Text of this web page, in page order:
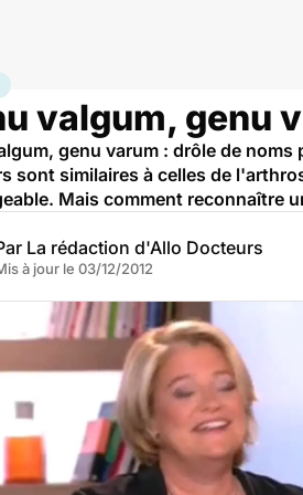
valgum, genu
genu varum : drôle de
sont similaires à celles de
Mais comment reconnaître
La rédaction d'Allo Docteurs
à jour le 03/12/2012